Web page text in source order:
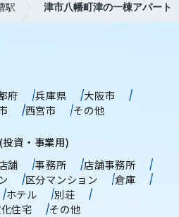
駅 津市八幡町津の一棟アパート
府 兵庫県
大阪市
西宮市 その他
(投資・事業用)
舗 事務所
店舗事務所
区分マンション
倉庫
ホテル
別荘
住宅 その他